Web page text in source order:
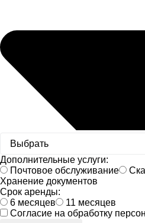
Дополнительные услуги:
Почтовое обслуживание
Хранение документов
Срок аренды:
6 месяцев
11 месяцев
Согласие на обработку